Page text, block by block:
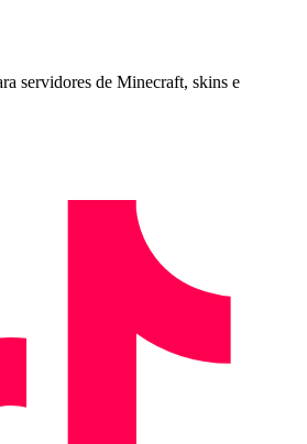
servidores de Minecraft, skins e